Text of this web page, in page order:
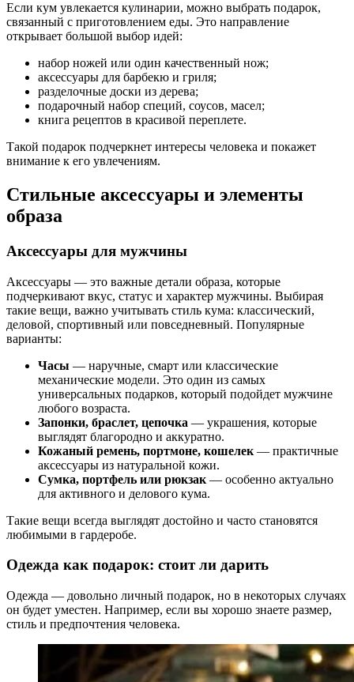
Если кум увлекается кулинарии, можно выбрать подарок,
связанный с приготовлением еды. Это направление
открывает большой выбор идей:
набор ножей или один качественный нож;
аксессуары для барбекю и гриля;
разделочные доски из дерева;
подарочный набор специй, соусов, масел;
книга рецептов в красивой переплете.
Такой подарок подчеркнет интересы человека и покажет
внимание к его увлечениям.
Стильные аксессуары и элементы
образа
Аксессуары для мужчины
Аксессуары — это важные детали образа, которые
подчеркивают вкус, статус и характер мужчины. Выбирая
такие вещи, важно учитывать стиль кума: классический,
деловой, спортивный или повседневный. Популярные
варианты:
Часы — наручные, смарт или классические
механические модели. Это один из самых
универсальных подарков, который подойдет мужчине
любого возраста.
Запонки, браслет, цепочка — украшения, которые
выглядят благородно и аккуратно.
Кожаный ремень, портмоне, кошелек — практичные
аксессуары из натуральной кожи.
Сумка, портфель или рюкзак — особенно актуально
для активного и делового кума.
Такие вещи всегда выглядят достойно и часто становятся
любимыми в гардеробе.
Одежда как подарок: стоит ли дарить
Одежда — довольно личный подарок, но в некоторых случаях
он будет уместен. Например, если вы хорошо знаете размер,
стиль и предпочтения человека.